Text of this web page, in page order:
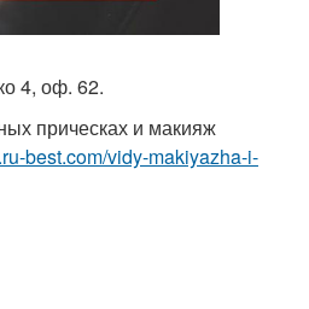
4, оф. 62.
прическах и макияж
best.com/vidy-makiyazha-i-